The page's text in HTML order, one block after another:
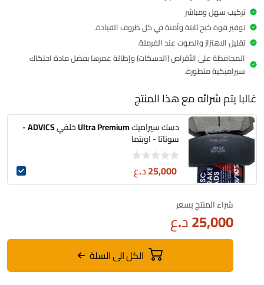
تركيب سهل ومباشر
توفير قوة كبح ثابتة وآمنة في كل ظروف القيادة.
تقليل الاهتزاز والصوت عند الفرملة.
المحافظة على الأقراص (الدسكات) وإطالة عمرها بفضل مادة احتكاك
سيراميكية متطورة.
غالبا يتم شرائه مع هذا المنتج
دسك سيراميك Ultra Premium خلفي ADVICS -
سوناتا - اوبتما
25,000د.ع
شراء المنتج بسعر
25,000د.ع
الكل الى السلة